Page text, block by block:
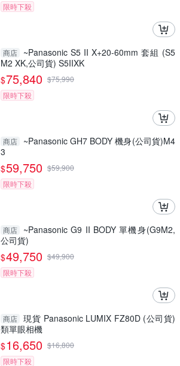
限時下殺
商店
~Panasonic S5 II X+20-60mm 套組 (S5
M2 XK,公司貨) S5IIXK
$75,840 $75,990
限時下殺
商店
~Panasonic GH7 BODY 機身(公司貨)M4
3
$59,750 $59,900
限時下殺
商店
~Panasonic G9 II BODY 單機身(G9M2,
公司貨)
$49,750 $49,900
限時下殺
商店 現貨 Panasonic LUMIX FZ80D (公司貨)
類單眼相機
$16,650 $16,800
限時下殺